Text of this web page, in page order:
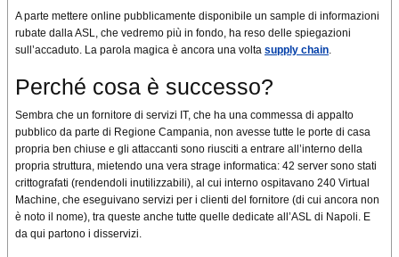
A parte mettere online pubblicamente disponibile un sample di informazioni
rubate dalla ASL, che vedremo più in fondo, ha reso delle spiegazioni
sull’accaduto. La parola magica è ancora una volta supply chain
Perché cosa è successo?
Sembra che un fornitore di servizi IT, che ha una commessa di appalto
pubblico da parte di Regione Campania, non avesse tutte le porte di casa
propria ben chiuse e gli attaccanti sono riusciti a entrare all’interno della
propria struttura, mietendo una vera strage informatica: 42 server sono stati
crittografati (rendendoli inutilizzabili), al cui interno ospitavano 240 Virtual
Machine, che eseguivano servizi per i clienti del fornitore (di cui ancora non
è noto il nome), tra queste anche tutte quelle dedicate all’ASL di Napoli. E
da qui partono i disservizi.